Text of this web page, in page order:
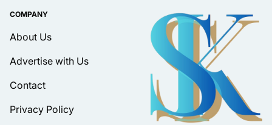
COMPANY
About Us
Advertise with Us
Contact
Privacy Policy